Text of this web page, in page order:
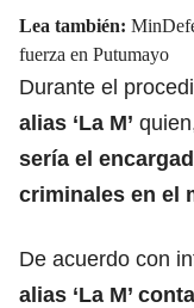
Lea también:
fuerza en Putumayo
Durante el
alias ‘La M’
sería el
criminales en el
De acuerdo con
alias ‘La M’